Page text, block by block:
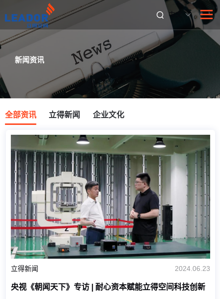
中文
新闻资讯
全部资讯 立得新闻 企业文化
立得新闻 2024.06.23
央视《朝闻天下》专访 | 耐心资本赋能立得空间科技创新